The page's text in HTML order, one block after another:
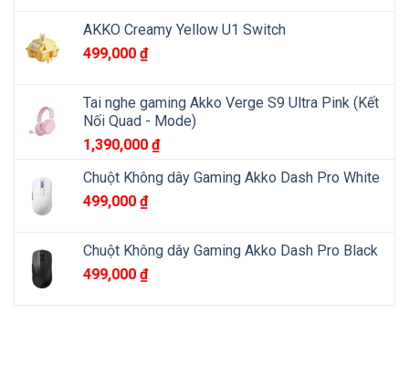
AKKO Creamy Yellow U1 Switch
499,000 ₫
Tai nghe gaming Akko Verge S9 Ultra Pink (Kết
Nối Quad - Mode)
1,390,000 ₫
Chuột Không dây Gaming Akko Dash Pro White
499,000 ₫
Chuột Không dây Gaming Akko Dash Pro Black
499,000 ₫